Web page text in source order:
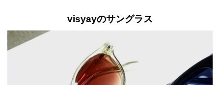
visyayのサングラス